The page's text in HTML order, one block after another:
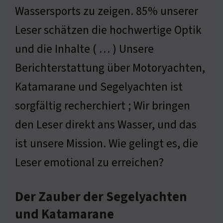
Wassersports zu zeigen. 85% unserer
Leser schätzen die hochwertige Optik
und die Inhalte ( … ) Unsere
Berichterstattung über Motoryachten,
Katamarane und Segelyachten ist
sorgfältig recherchiert ; Wir bringen
den Leser direkt ans Wasser, und das
ist unsere Mission. Wie gelingt es, die
Leser emotional zu erreichen?
Der Zauber der Segelyachten
und Katamarane